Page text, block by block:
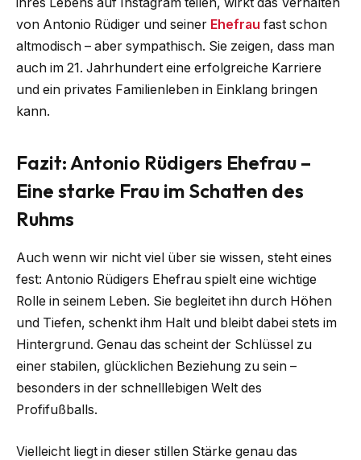
von Antonio Rüdiger und seiner Ehefrau fast schon
altmodisch – aber sympathisch. Sie zeigen, dass man
auch im 21. Jahrhundert eine erfolgreiche Karriere
und ein privates Familienleben in Einklang bringen
kann.
Fazit: Antonio Rüdigers Ehefrau –
Eine starke Frau im Schatten des
Ruhms
Auch wenn wir nicht viel über sie wissen, steht eines
fest: Antonio Rüdigers Ehefrau spielt eine wichtige
Rolle in seinem Leben. Sie begleitet ihn durch Höhen
und Tiefen, schenkt ihm Halt und bleibt dabei stets im
Hintergrund. Genau das scheint der Schlüssel zu
einer stabilen, glücklichen Beziehung zu sein –
besonders in der schnelllebigen Welt des
Profifußballs.
Vielleicht liegt in dieser stillen Stärke genau das